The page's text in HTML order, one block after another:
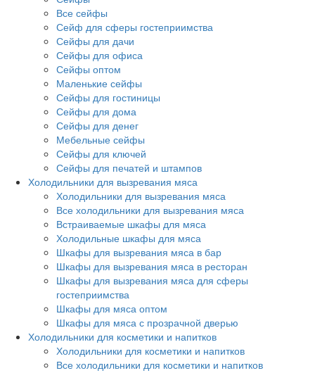
Все сейфы
Сейф для сферы гостеприимства
Сейфы для дачи
Сейфы для офиса
Сейфы оптом
Маленькие сейфы
Сейфы для гостиницы
Сейфы для дома
Сейфы для денег
Мебельные сейфы
Сейфы для ключей
Сейфы для печатей и штампов
Холодильники для вызревания мяса
Холодильники для вызревания мяса
Все холодильники для вызревания мяса
Встраиваемые шкафы для мяса
Холодильные шкафы для мяса
Шкафы для вызревания мяса в бар
Шкафы для вызревания мяса в ресторан
Шкафы для вызревания мяса для сферы
гостеприимства
Шкафы для мяса оптом
Шкафы для мяса с прозрачной дверью
Холодильники для косметики и напитков
Холодильники для косметики и напитков
Все холодильники для косметики и напитков